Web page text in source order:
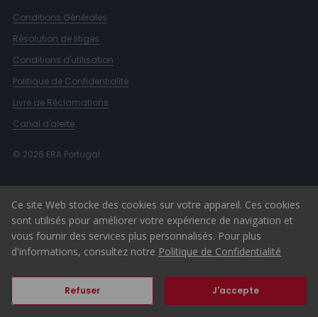
Conditions Générales
Résolution de litiges
Conditions d'utilisation
Politique de Confidentialité
Livre de Réclamations
Canal d'alerte
© 2026 ERA Portugal
Ce site Web stocke des cookies sur votre appareil. Ces cookies
sont utilisés pour améliorer votre expérience de navigation et
vous fournir des services plus personnalisés. Pour plus
d'informations, consultez notre Politique de Confidentialité
Refuser J'accepte